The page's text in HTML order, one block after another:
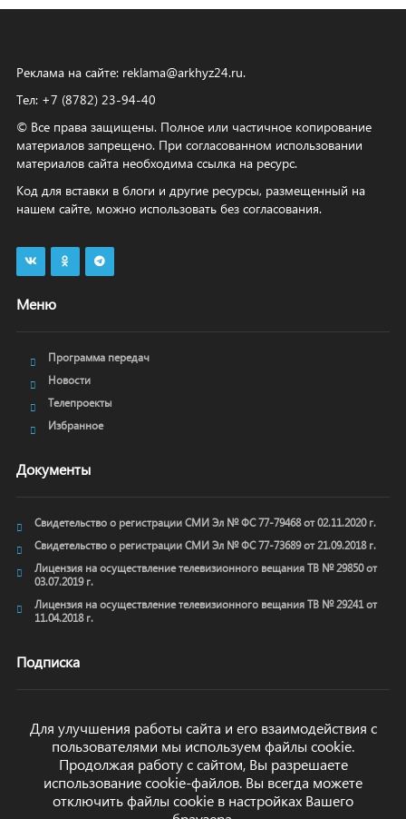
Реклама на сайте: reklama@arkhyz24.ru.
Тел: +7 (8782) 23‑94‑40
© Все права защищены. Полное или частичное копирование
материалов запрещено. При согласованном использовании
материалов сайта необходима ссылка на ресурс.
Код для вставки в блоги и другие ресурсы, размещенный на
нашем сайте, можно использовать без согласования.
Меню
Программа передач
Новости
Телепроекты
Избранное
Документы
Свидетельство о регистрации СМИ Эл № ФС 77-79468 от 02.11.2020 г.
Свидетельство о регистрации СМИ Эл № ФС 77-73689 от 21.09.2018 г.
Лицензия на осуществление телевизионного вещания ТВ № 29850 от
03.07.2019 г.
Лицензия на осуществление телевизионного вещания ТВ № 29241 от
11.04.2018 г.
Подписка
ОТПРАВИТЬ
Для улучшения работы сайта и его взаимодействия с
пользователями мы используем файлы cookie.
Продолжая работу с сайтом, Вы разрешаете
использование cookie-файлов. Вы всегда можете
отключить файлы cookie в настройках Вашего